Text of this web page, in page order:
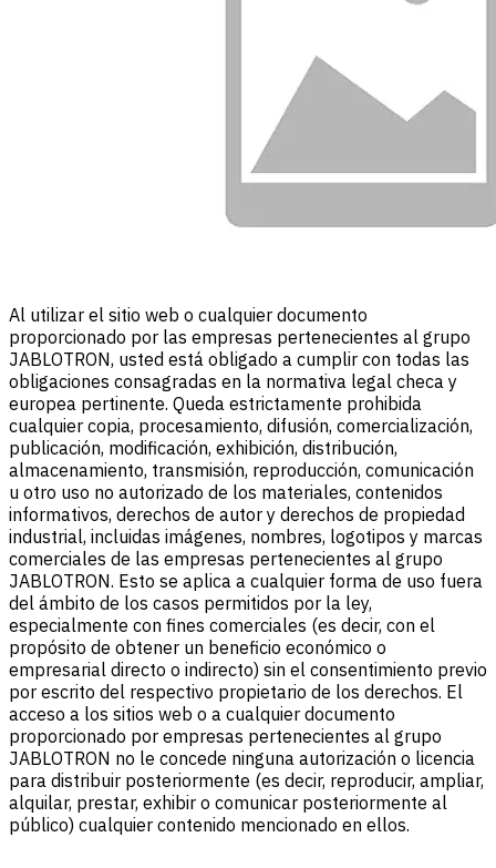
Al utilizar el sitio web o cualquier documento
proporcionado por las empresas pertenecientes al grupo
JABLOTRON, usted está obligado a cumplir con todas las
obligaciones consagradas en la normativa legal checa y
europea pertinente. Queda estrictamente prohibida
cualquier copia, procesamiento, difusión, comercialización,
publicación, modificación, exhibición, distribución,
almacenamiento, transmisión, reproducción, comunicación
u otro uso no autorizado de los materiales, contenidos
informativos, derechos de autor y derechos de propiedad
industrial, incluidas imágenes, nombres, logotipos y marcas
comerciales de las empresas pertenecientes al grupo
JABLOTRON. Esto se aplica a cualquier forma de uso fuera
del ámbito de los casos permitidos por la ley,
especialmente con fines comerciales (es decir, con el
propósito de obtener un beneficio económico o
empresarial directo o indirecto) sin el consentimiento previo
por escrito del respectivo propietario de los derechos. El
acceso a los sitios web o a cualquier documento
proporcionado por empresas pertenecientes al grupo
JABLOTRON no le concede ninguna autorización o licencia
para distribuir posteriormente (es decir, reproducir, ampliar,
alquilar, prestar, exhibir o comunicar posteriormente al
público) cualquier contenido mencionado en ellos.